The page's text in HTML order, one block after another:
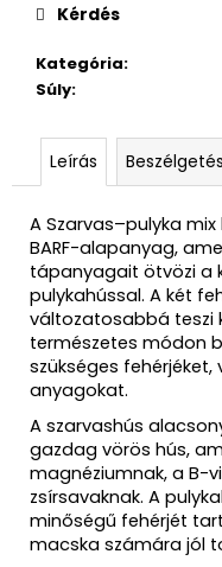
Kategória:
Súly:
Kérdés
Leírás Beszélgetés
A Szarvas–pulyka
BARF-alapanyag,
tápanyagait ötvözi a
pulykahússal. A két
változatosabbá teszi
természetes módon
szükséges
anyagokat.
A szarvashús
gazdag vörös hús,
magnéziumnak, a B-
zsírsavaknak. A
minőségű fehérjét
macska számára jól